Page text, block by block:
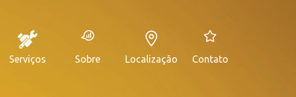
Serviços Sobre Localização Contato